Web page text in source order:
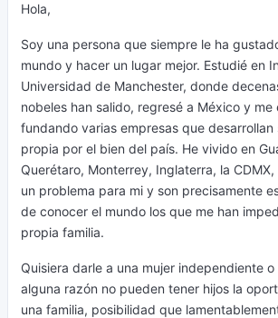
Hola,
Soy una persona que siempre le ha
mundo y hacer un lugar mejor. Estudié en
Universidad de Manchester, donde
nobeles han salido, regresé a México y me
fundando varias empresas que desarrollan
propia por el bien del país. He vivido en
Querétaro, Monterrey, Inglaterra, la
un problema para mi y son precisamente
de conocer el mundo los que me han
propia familia.
Quisiera darle a una mujer independiente
alguna razón no pueden tener hijos la
una familia, posibilidad que